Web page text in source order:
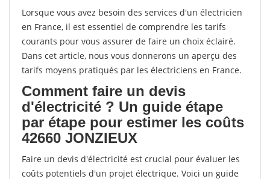
Lorsque vous avez besoin des services d'un électricien
en France, il est essentiel de comprendre les tarifs
courants pour vous assurer de faire un choix éclairé.
Dans cet article, nous vous donnerons un aperçu des
tarifs moyens pratiqués par les électriciens en France.
Comment faire un devis
d'électricité ? Un guide étape
par étape pour estimer les coûts
42660 JONZIEUX
Faire un devis d'électricité est crucial pour évaluer les
coûts potentiels d'un projet électrique. Voici un guide